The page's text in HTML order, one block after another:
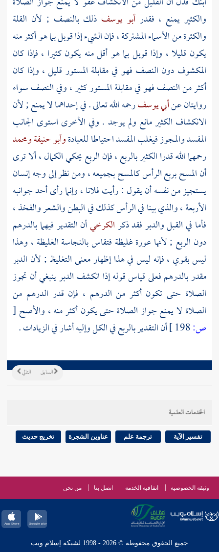
والكثير يمنع ، فقدرأبو يوسف ذلك بالنصف ; لأن القلة
والكثرة من الأسماء المشتركة ، فإن الشيء إذا قوبل بما هو أكثر منه
يكون قليلا ، وإذا قوبل بما هو أقل منه يكون كثيرا ، فإذا كان
المكشوف دون النصف فهو في مقابلة المستور قليل ، وإذا كان
أكثر من النصف فهو في مقابلة المستور كثير ، وفي النصف سواء
روايتان عنأبي يوسفرحمه الله تعالى . في إحداهما لا يمنع ; لأن
الانكشاف الكثير مانع ولم يوجد . وفي الأخرى استوى الجانب
المفسد والمجوز فيغلب المفسد احتياطا للعبادةوأبو حنيفةومحمد
رحمهما الله قدرا الكثير بالربع ، فإن الربع يحكي الكمال ، ألا ترى
أن المسح بربع الرأس كالمسح بجميعه ، ومن نظر إلى وجه إنسان
يستجيز من نفسه أن يقول : رأيت فلانا ، وإنما رأى أحد جوانبه
الأربعة ، والذي بينا في الرأس كذلك في البطن والشعر والفخذ ،
فأما في القبل والدبر فقد ذكرالكرخيأن التقدير فيهما بالدرهم
دون الربع ; لأنها عورة غليظة فتقاس بالنجاسة الغليظة ، وهذا
ليس بقوي ، فإنه ليس في هذا إظهار معنى التغليظ ; لأن الدبر
مقدر بالدرهم فعلى قياس قوله إذا انكشف الدبر ينبغي أن تجوز
الصلاة حتى تكون أكثر من الدرهم ، فإن قدر الدرهم من
الصلاة لا يمنع جواز الصلاة حتى يكون أكثر منه ، والأصح [
ص:
أن التقدير بالربع في الكل وإليه أشار في الزيادات .
التالي السابق
الخدمات العلمية
تفسير الآية ترجمة علم عناوين الشجرة تخريج حديث
وثيقة الخصوصية اتفاقية الخدمة اتصل بنا من نحن
جميع الحقوق محفوظة © 2026 - 1998 لشبكة إسلام ويب